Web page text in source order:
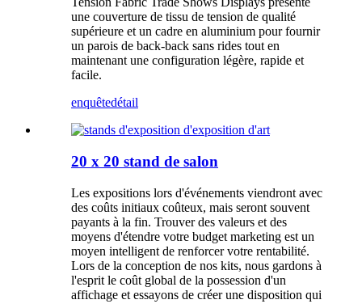
une couverture de tissu de tension de qualité
supérieure et un cadre en aluminium pour fournir
un parois de back-back sans rides tout en
maintenant une configuration légère, rapide et
facile.
enquêtedétail
20 x 20 stand de salon
Les expositions lors d'événements viendront avec
des coûts initiaux coûteux, mais seront souvent
payants à la fin. Trouver des valeurs et des
moyens d'étendre votre budget marketing est un
moyen intelligent de renforcer votre rentabilité.
Lors de la conception de nos kits, nous gardons à
l'esprit le coût global de la possession d'un
affichage et essayons de créer une disposition qui